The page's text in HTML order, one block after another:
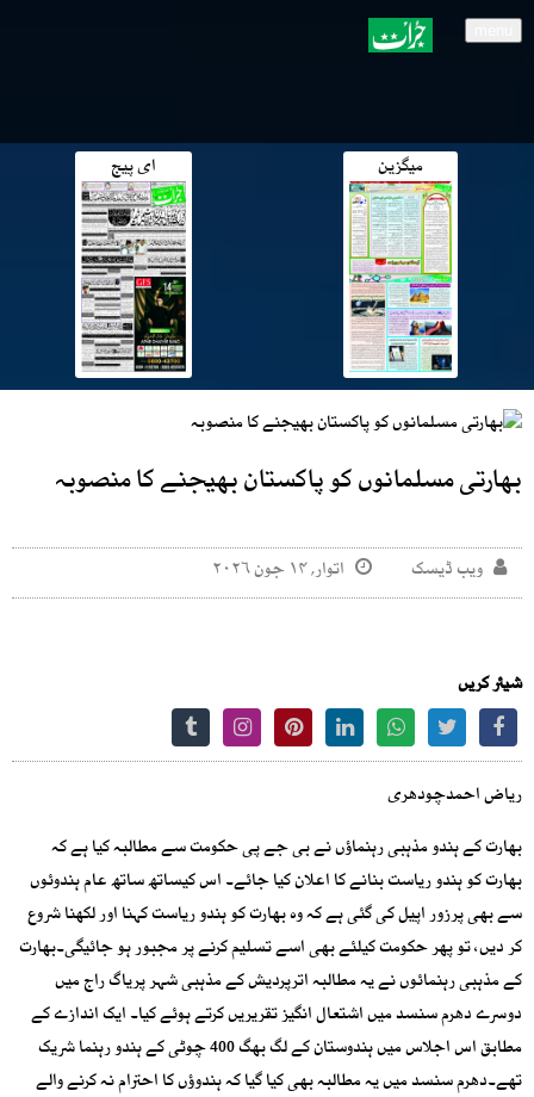
میگزین ای پیج
بھارتی مسلمانوں کو پاکستان بھیجنے کا منصوبہ
ویب ڈیسک اتوار, ۱۴ جون ۲۰۲۶
شیئر کریں
ریاض احمدچودھری
بھارت کے ہندو مذہبی رہنماؤں نے بی جے پی حکومت سے مطالبہ کیا ہے کہ
بھارت کو ہندو ریاست بنانے کا اعلان کیا جائے۔ اس کیساتھ ساتھ عام ہندوئوں
سے بھی پرزور اپیل کی گئی ہے کہ وہ بھارت کو ہندو ریاست کہنا اور لکھنا شروع
کر دیں، تو پھر حکومت کیلئے بھی اسے تسلیم کرنے پر مجبور ہو جائیگی۔بھارت
کے مذہبی رہنمائوں نے یہ مطالبہ اترپردیش کے مذہبی شہر پریاگ راج میں
دوسرے دھرم سنسد میں اشتعال انگیز تقریریں کرتے ہوئے کیا۔ ایک اندازے کے
مطابق اس اجلاس میں ہندوستان کے لگ بھگ 400 چوٹی کے ہندو رہنما شریک
تھے۔دھرم سنسد میں یہ مطالبہ بھی کیا گیا کہ ہندوؤں کا احترام نہ کرنے والے